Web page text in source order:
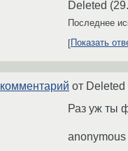
Deleted (
Последнее
Показать
комментарий от Deleted
Раз уж ты
anonymous